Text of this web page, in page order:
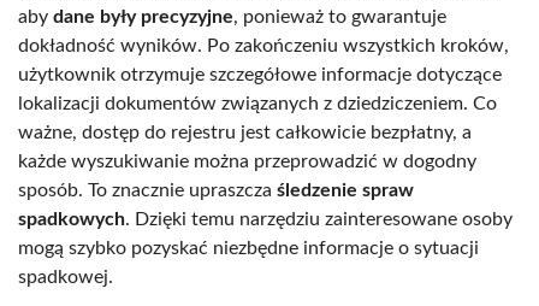
aby dane były precyzyjne, ponieważ to gwarantuje
dokładność wyników. Po zakończeniu wszystkich kroków,
użytkownik otrzymuje szczegółowe informacje dotyczące
lokalizacji dokumentów związanych z dziedziczeniem. Co
ważne, dostęp do rejestru jest całkowicie bezpłatny, a
każde wyszukiwanie można przeprowadzić w dogodny
sposób. To znacznie upraszcza śledzenie spraw
spadkowych. Dzięki temu narzędziu zainteresowane osoby
mogą szybko pozyskać niezbędne informacje o sytuacji
spadkowej.